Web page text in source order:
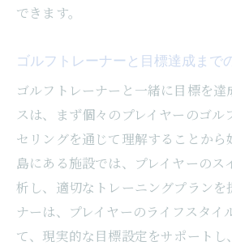
できます。
ゴルフトレーナーと目標達成まで
ゴルフトレーナーと一緒に目標を達
スは、まず個々のプレイヤーのゴル
セリングを通じて理解することから
島にある施設では、プレイヤーのス
析し、適切なトレーニングプランを
ナーは、プレイヤーのライフスタイ
て、現実的な目標設定をサポート